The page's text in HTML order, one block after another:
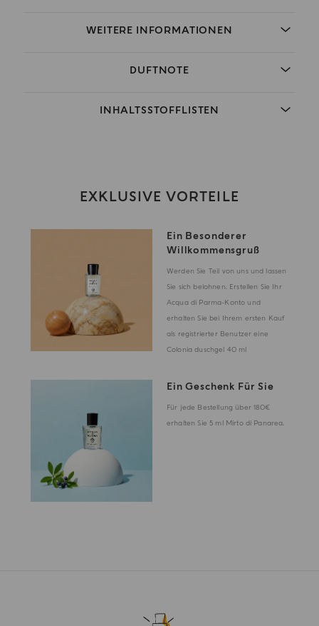
WEITERE INFORMATIONEN
DUFTNOTE
INHALTSSTOFFLISTEN
EXKLUSIVE VORTEILE
Ein Besonderer
Willkommensgruß
Werden Sie Teil von uns und lassen
Sie sich belohnen. Erstellen Sie Ihr
Acqua di Parma-Konto und
erhalten Sie bei Ihrem ersten Kauf
als registrierter Benutzer eine
Colonia duschgel 40 ml
Ein Geschenk Für Sie
Für jede Bestellung über 180€
erhalten Sie 5 ml Mirto di Panarea.